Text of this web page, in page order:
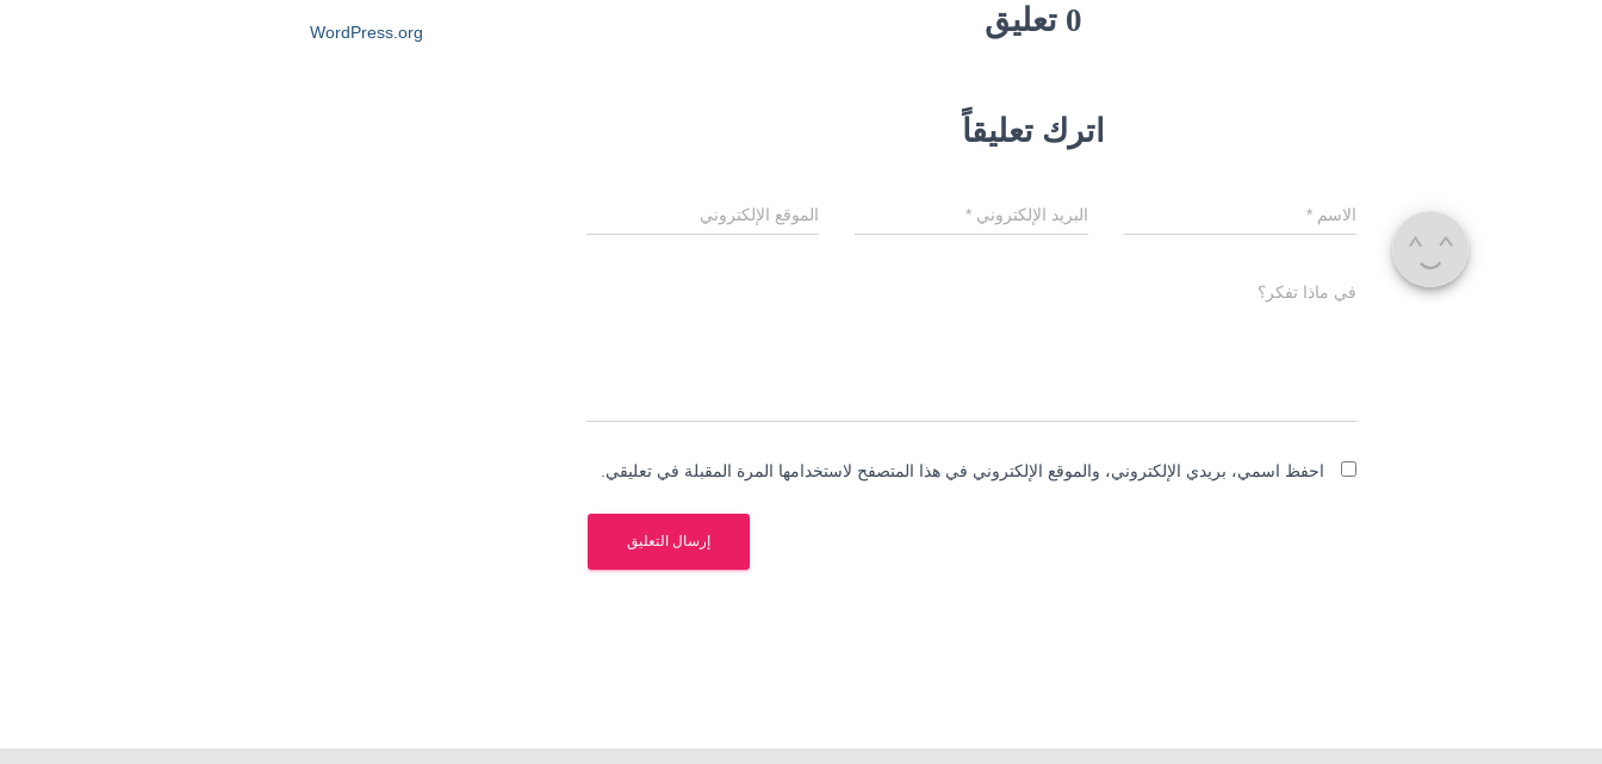
0 تعليق
اترك تعليقاً
الاسم * البريد الإلكتروني* الموقع الإلكتروني
في ماذا تفكر؟
احفظ اسمي، بريدي الإلكتروني، والموقع الإلكتروني في هذا المتصفح لاستخدامها المرة المقبلة في تعليقي.
WordPress.org